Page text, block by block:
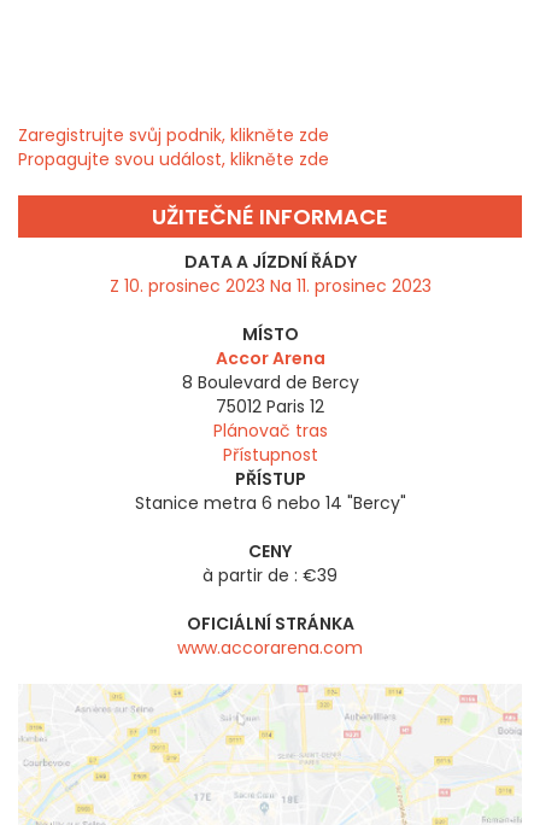
Zaregistrujte svůj podnik, klikněte zde
Propagujte svou událost, klikněte zde
UŽITEČNÉ INFORMACE
DATA A JÍZDNÍ ŘÁDY
Z 10. prosinec 2023 Na 11. prosinec 2023
MÍSTO
Accor Arena
8 Boulevard de Bercy
75012 Paris 12
Plánovač tras
Přístupnost
PŘÍSTUP
Stanice metra 6 nebo 14 "Bercy"
CENY
à partir de : €39
OFICIÁLNÍ STRÁNKA
www.accorarena.com